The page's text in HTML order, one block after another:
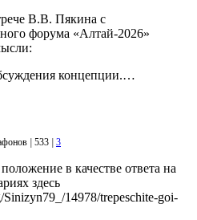
В.В. Пякина с
форума «Алтай-2026»
концепции.…
533 3
в качестве ответа на
здесь
14978/trepeschite-goi-